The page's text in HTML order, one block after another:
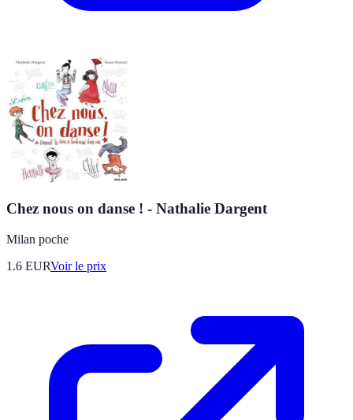
Chez nous on danse ! - Nathalie Dargent
Milan poche
1.6 EURVoir le prix